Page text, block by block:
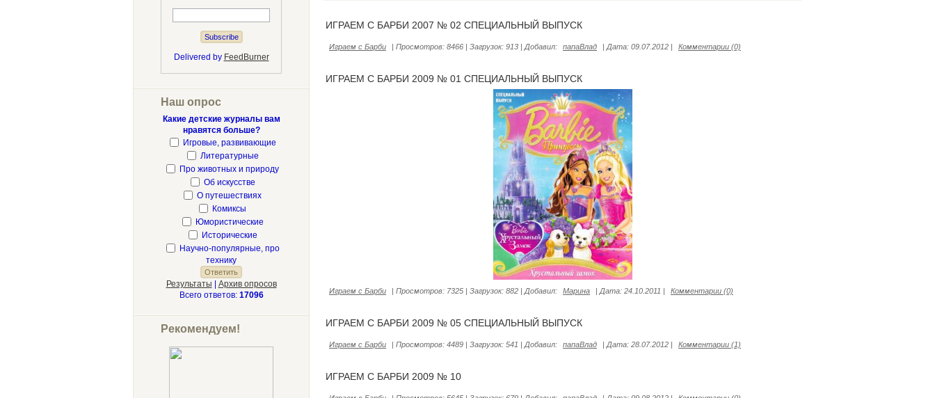
Delivered by FeedBurner
Наш опрос
Какие детские журналы вам
нравятся больше?
Игровые, развивающие
Литературные
Про животных и природу
Об искусстве
О путешествиях
Комиксы
Юмористические
Исторические
Научно-популярные, про
технику
Результаты
Архив опросов
Всего ответов: 17096
Рекомендуем!
ИГРАЕМ С БАРБИ 2007 № 02 СПЕЦИАЛЬНЫЙ ВЫПУСК
Играем с Барби | Просмотров: 8466 | Загрузок: 913 | Добавил: папаВлад | Дата: 09.07.2012 | Комментарии (0)
ИГРАЕМ С БАРБИ 2009 № 01 СПЕЦИАЛЬНЫЙ ВЫПУСК
Играем с Барби | Просмотров: 7325 | Загрузок: 882 | Добавил: Марина | Дата: 24.10.2011 | Комментарии (0)
ИГРАЕМ С БАРБИ 2009 № 05 СПЕЦИАЛЬНЫЙ ВЫПУСК
Играем с Барби | Просмотров: 4489 | Загрузок: 541 | Добавил: папаВлад | Дата: 28.07.2012 | Комментарии (1)
ИГРАЕМ С БАРБИ 2009 № 10